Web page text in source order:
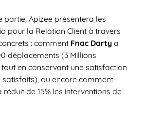
partie, Apizee présentera les
pour la Relation Client à travers
: comment Fnac Darty a
déplacements (3 Millions
en conservant une satisfaction
satisfaits), ou encore comment
réduit de 15% les interventions de